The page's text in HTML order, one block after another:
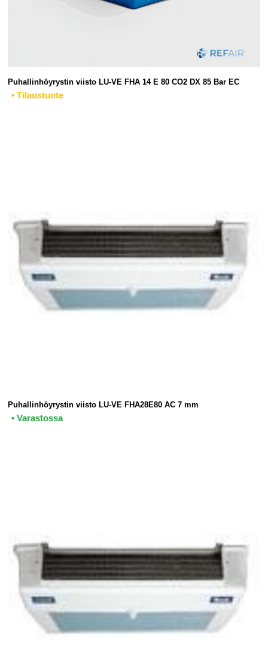
Puhallinhöyrystin viisto LU-VE FHA 14 E 80 CO2 DX 85 Bar EC
• Tilaustuote
Puhallinhöyrystin viisto LU-VE FHA28E80 AC 7 mm
• Varastossa